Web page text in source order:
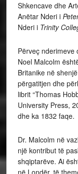
Shkencave dhe
Anëtar Nderi i
Nderi i Trinity
Përveç nderimeve
Noel Malcolm
Britanike në
përgatitjen dhe
librit “Thomas
University Press,
dhe ka 1832 faqe.
Dr. Malcolm në
një kontribut të
shqiptarëve. Ai
në Londër, të